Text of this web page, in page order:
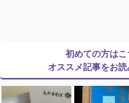
初めての方は
オススメ記事をお